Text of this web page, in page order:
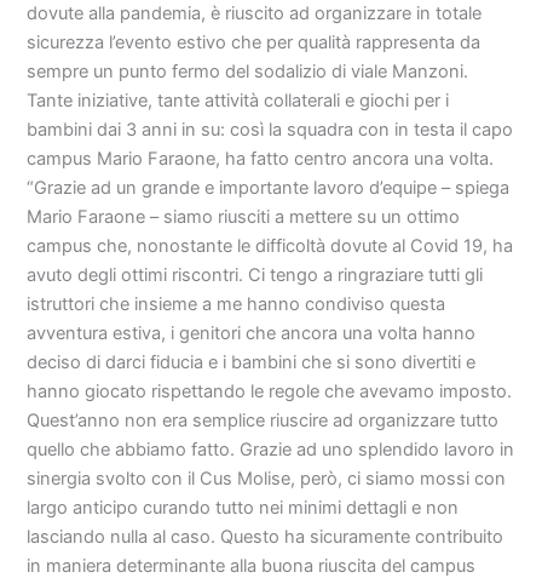
dovute alla pandemia, è riuscito ad organizzare in totale
sicurezza l’evento estivo che per qualità rappresenta da
sempre un punto fermo del sodalizio di viale Manzoni.
Tante iniziative, tante attività collaterali e giochi per i
bambini dai 3 anni in su: così la squadra con in testa il capo
campus Mario Faraone, ha fatto centro ancora una volta.
“Grazie ad un grande e importante lavoro d’equipe – spiega
Mario Faraone – siamo riusciti a mettere su un ottimo
campus che, nonostante le difficoltà dovute al Covid 19, ha
avuto degli ottimi riscontri. Ci tengo a ringraziare tutti gli
istruttori che insieme a me hanno condiviso questa
avventura estiva, i genitori che ancora una volta hanno
deciso di darci fiducia e i bambini che si sono divertiti e
hanno giocato rispettando le regole che avevamo imposto.
Quest’anno non era semplice riuscire ad organizzare tutto
quello che abbiamo fatto. Grazie ad uno splendido lavoro in
sinergia svolto con il Cus Molise, però, ci siamo mossi con
largo anticipo curando tutto nei minimi dettagli e non
lasciando nulla al caso. Questo ha sicuramente contribuito
in maniera determinante alla buona riuscita del campus